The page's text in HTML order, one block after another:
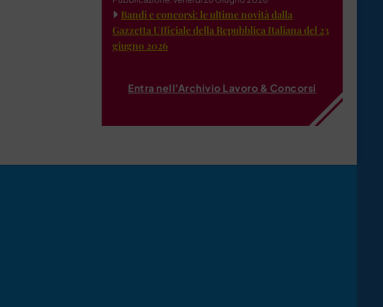
Bandi e concorsi: le ultime novità dalla
Gazzetta Ufficiale della Repubblica Italiana del 23
giugno 2026
Entra nell'Archivio Lavoro & Concorsi